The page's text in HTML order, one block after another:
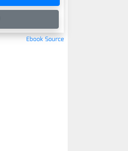
Ebook Source